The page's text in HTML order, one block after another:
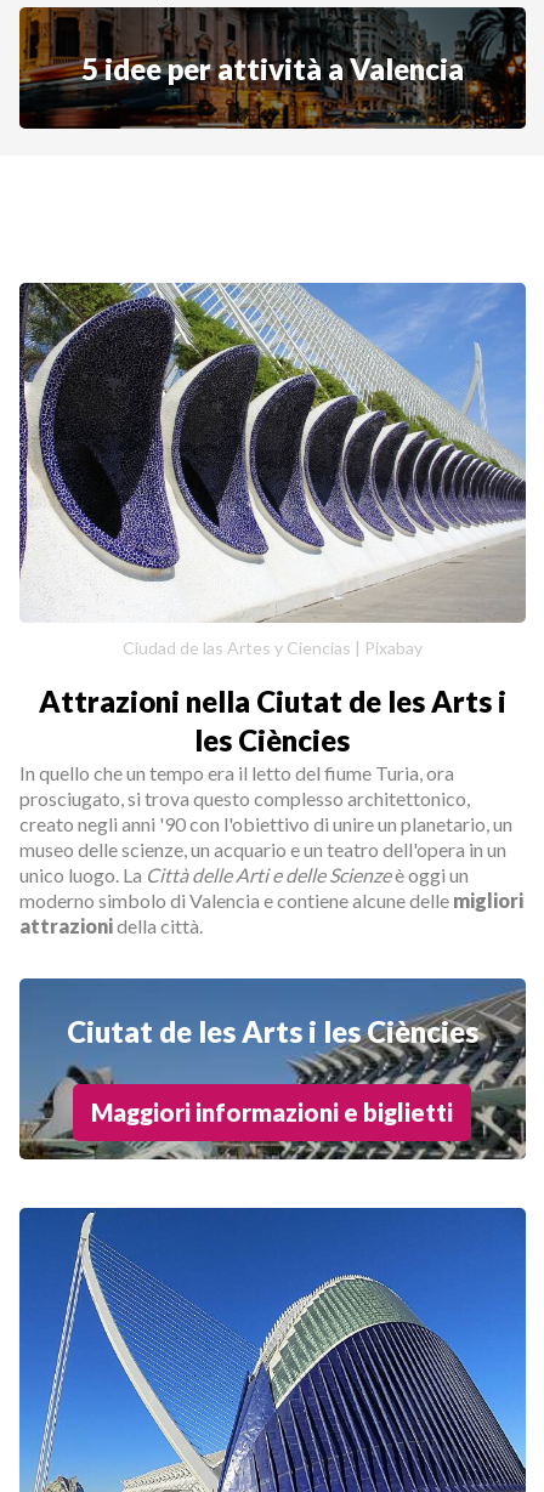
5 idee per attività a Valencia
Ciudad de las Artes y Ciencias | Pixabay
Attrazioni nella Ciutat de les Arts i
les Ciències
In quello che un tempo era il letto del fiume Turia, ora
prosciugato, si trova questo complesso architettonico,
creato negli anni '90 con l'obiettivo di unire un planetario, un
museo delle scienze, un acquario e un teatro dell'opera in un
unico luogo. La Città delle Arti e delle Scienzeè oggi un
moderno simbolo di Valencia e contiene alcune delle migliori
attrazionidella città.
Ciutat de les Arts i les Ciències
Maggiori informazioni e biglietti